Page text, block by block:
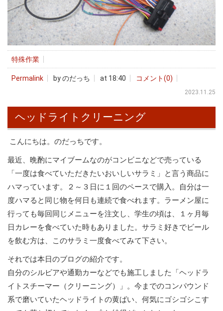
特殊作業
Permalink by のだっち at 18:40 コメント(0)
2023.11.25
ヘッドライトクリーニング
こんにちは。のだっちです。
最近、晩酌にマイブームなのがコンビニなどで売っている
「一度は食べていただきたいおいしいサラミ」と言う商品に
ハマっています。２～３日に１回のペースで購入。自分は一
度ハマると同じ物を何日も連続で食べれます。ラーメン屋に
行っても毎回同じメニューを注文し、学生の頃は、１ヶ月毎
日カレーを食べていた時もありました。サラミ好きでビール
を飲む方は、このサラミ一度食べてみて下さい。
それでは本日のブログの紹介です。
自分のシルビアや通勤カーなどでも施工しました「ヘッドラ
イトスチーマー（クリーニング）」。今までのコンパウンド
系で磨いていたヘッドライトの黄ばい、何気にゴシゴシこす